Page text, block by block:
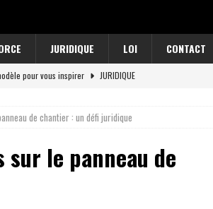
JURIDIQUE LOI CONTACT
pour vous inspirer
JURIDIQUE
une lettre de cloture de compte
de la démocratie
une élection transparente AVOCAT
de chantier : un défi juridique
le panneau de